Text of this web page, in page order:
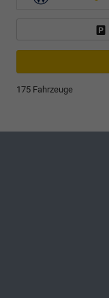
175 Fahrzeuge